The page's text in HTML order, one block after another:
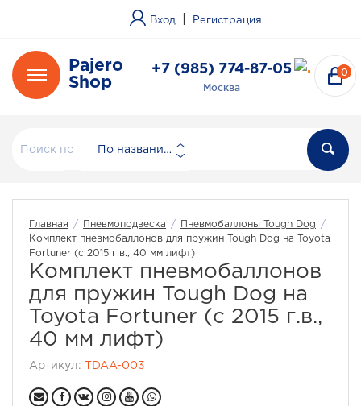
Вход Регистрация
Pajero
Shop
+7 (985) 774-87-05
Москва
0
По названию
Главная / Пневмоподвеска / Пневмобаллоны Tough Dog
/
Комплект пневмобаллонов для пружин Tough Dog на Toyota
Fortuner (с 2015 г.в., 40 мм лифт)
Комплект пневмобаллонов
для пружин Tough Dog на
Toyota Fortuner (с 2015 г.в.,
40 мм лифт)
Артикул: TDAA-003